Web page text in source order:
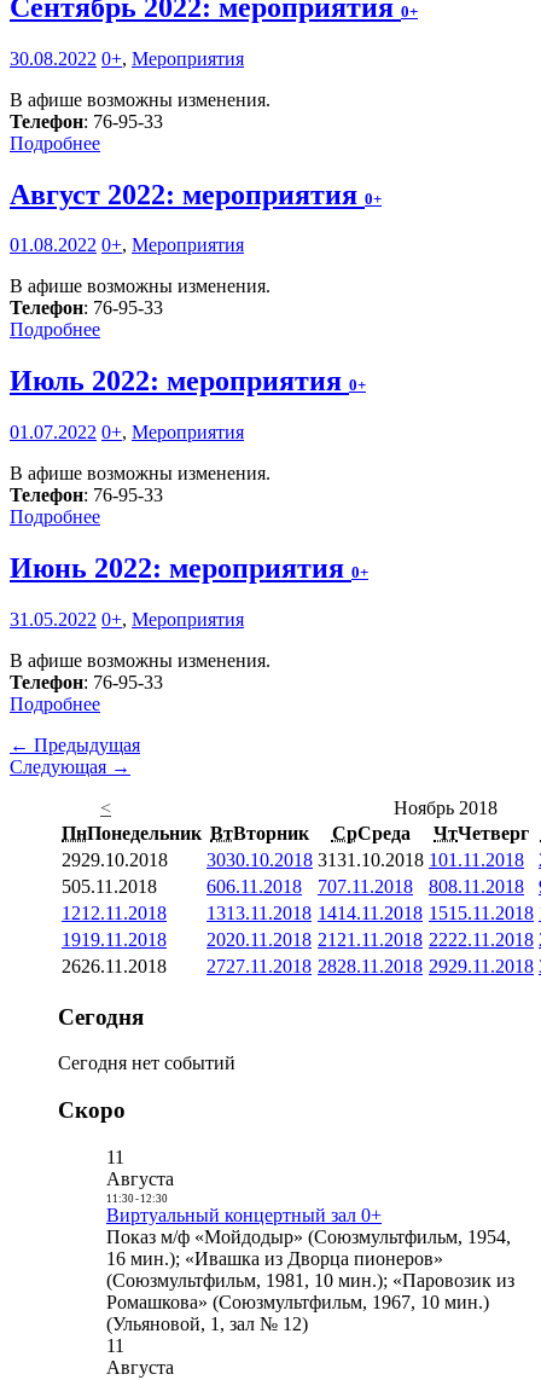
Сентябрь 2022: мероприятия 0+
30.08.2022 0+, Мероприятия
В афише возможны изменения.
Телефон: 76-95-33
Подробнее
Август 2022: мероприятия 0+
01.08.2022 0+, Мероприятия
В афише возможны изменения.
Телефон: 76-95-33
Подробнее
Июль 2022: мероприятия 0+
01.07.2022 0+, Мероприятия
В афише возможны изменения.
Телефон: 76-95-33
Подробнее
Июнь 2022: мероприятия 0+
31.05.2022 0+, Мероприятия
В афише возможны изменения.
Телефон: 76-95-33
Подробнее
← Предыдущая
Следующая →
<
Ноябрь 2018
ПнПонедельник ВтВторник СрСреда ЧтЧетверг
2929.10.2018 3030.10.2018 3131.10.2018 101.11.2018
505.11.2018 606.11.2018 707.11.2018 808.11.2018
1212.11.2018 1313.11.2018 1414.11.2018 1515.11.2018
1919.11.2018 2020.11.2018 21 21.11.2018 2222.11.2018
2626.11.2018 2727.11.2018 2828.11.2018 2929.11.2018
Сегодня
Сегодня нет событий
Скоро
11
Августа
11:30- 12:30
Виртуальный концертный зал 0+
Показ м/ф «Мойдодыр» (Союзмультфильм, 1954,
16 мин.); «Ивашка из Дворца пионеров»
(Союзмультфильм, 1981, 10 мин.); «Паровозик из
Ромашкова» (Союзмультфильм, 1967, 10 мин.)
(Ульяновой, 1, зал № 12)
11
Августа